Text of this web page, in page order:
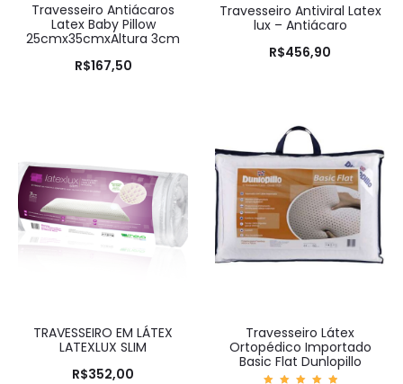
Travesseiro Antiácaros
Latex Baby Pillow
25cmx35cmxAltura 3cm
R$167,50
Travesseiro Antiviral Latex
lux – Antiácaro
R$456,90
TRAVESSEIRO EM LÁTEX
LATEXLUX SLIM
R$352,00
Travesseiro Látex
Ortopédico Importado
Basic Flat Dunlopillo